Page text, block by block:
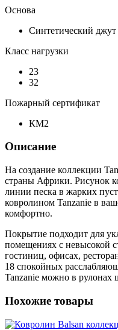
Основа
Синтетический джут
Класс нагрузки
23
32
Пожарный сертификат
КМ2
Описание
На создание коллекции
страны Африки. Рисунок
линии песка в жарких
ковролином Tanzanie в
комфортно.
Покрытие подходит для
помещениях с невысокой
гостиниц, офисах,
18 спокойных
Tanzanie можно в рулонах
Похожие товары